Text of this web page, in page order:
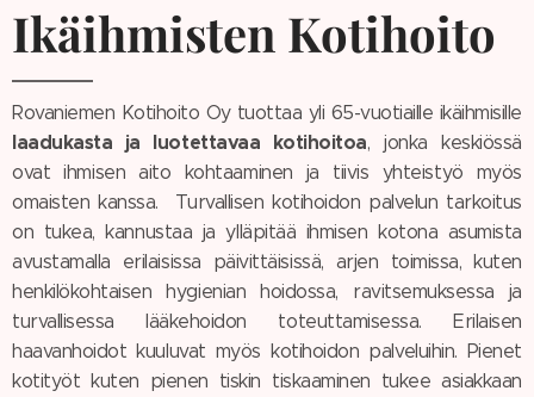
Ikäihmisten Kotihoito
Rovaniemen Kotihoito Oy tuottaa yli 65-vuotiaille ikäihmisille
laadukasta ja luotettavaa kotihoitoa, jonka keskiössä
ovat ihmisen aito kohtaaminen ja tiivis yhteistyö myös
omaisten kanssa. Turvallisen kotihoidon palvelun tarkoitus
on tukea, kannustaa ja ylläpitää ihmisen kotona asumista
avustamalla erilaisissa päivittäisissä, arjen toimissa, kuten
henkilökohtaisen hygienian hoidossa, ravitsemuksessa ja
turvallisessa lääkehoidon toteuttamisessa. Erilaisen
haavanhoidot kuuluvat myös kotihoidon palveluihin. Pienet
kotityöt kuten pienen tiskin tiskaaminen tukee asiakkaan